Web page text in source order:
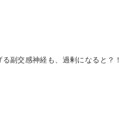
副交感神経も、過剰になると？！